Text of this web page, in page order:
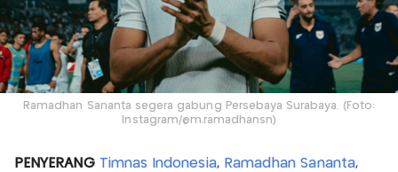
Ramadhan Sananta segera gabung Persebaya Surabaya. (Foto:
Instagram/@m.ramadhansn)
PENYERANG Timnas Indonesia, Ramadhan Sananta,